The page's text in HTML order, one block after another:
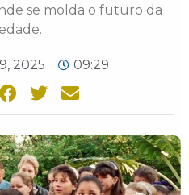
se molda o futuro da
2025 09:29